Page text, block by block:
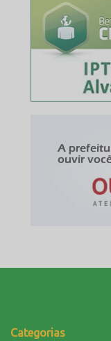
Categorias